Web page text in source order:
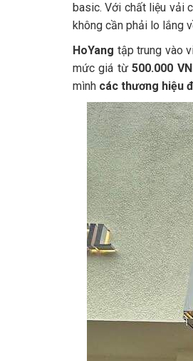
basic. Với chất liệu vải
không cần phải lo lắng
HoYang tập trung vào
mức giá từ500.000
mình các thương hiệu